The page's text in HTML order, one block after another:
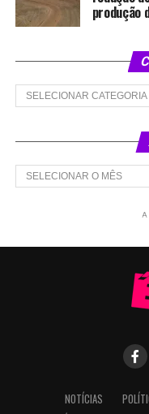
produção
Categorias
Arquivos
NOTÍCIAS